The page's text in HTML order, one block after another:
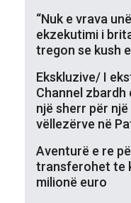
“Nuk e vrava
ekzekutimi i
tregon se kush
Ekskluzive/ I
Channel zbardh
një sherr për
vëllezërve në
Aventurë e re
transferohet te
milionë euro